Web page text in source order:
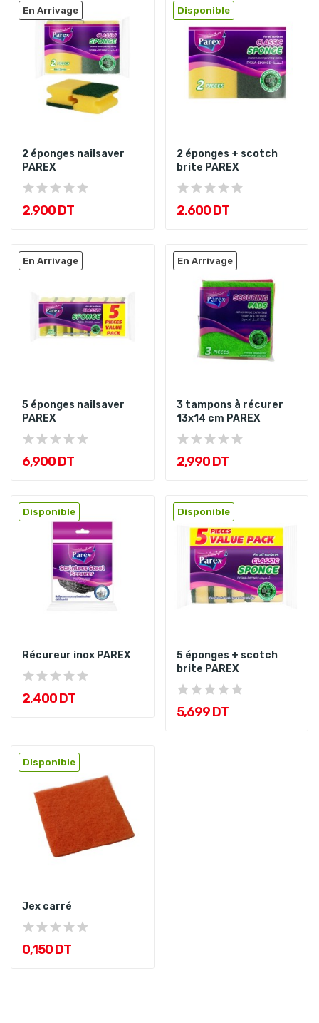
En Arrivage
2 éponges nailsaver
PAREX
2,900 DT
Disponible
2 éponges + scotch
brite PAREX
2,600 DT
En Arrivage
5 éponges nailsaver
PAREX
6,900 DT
En Arrivage
3 tampons à récurer
13x14 cm PAREX
2,990 DT
Disponible
Récureur inox PAREX
2,400 DT
Disponible
5 éponges + scotch
brite PAREX
5,699 DT
Disponible
Jex carré
0,150 DT